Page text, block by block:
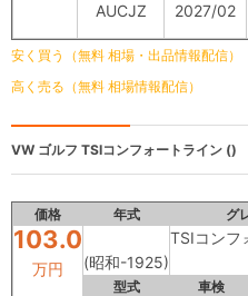
AUCJZ 2027/02
安く買う（無料 相場・出品情報配信）
高く売る（無料 相場情報配信）
VW ゴルフ TSIコンフォートライン ()
価格 年式 グ
103.0
万円 (昭和-1925)
TSIコンフ
型式 車検